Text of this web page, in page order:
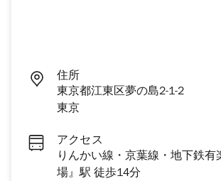
住所
東京都江東区夢の島2-1-2
東京
アクセス
りんかい線・京葉線・地下鉄有
場』駅 徒歩14分